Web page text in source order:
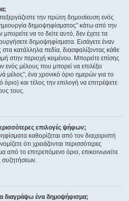
την πρώτη δημοσίευση ενός
δημοψηφίσματος” κάτω από την
να το δείτε αυτό, δεν έχετε τα
δημοψηφίσματα. Εισάγετε έναν
στα κατάλληλα πεδία, διασφαλίζοντας κάθε
στην περιοχή κειμένου. Μπορείτε επίσης
ενός μέλους που μπορεί να επιλέξει
μέλος”, ένα χρονικό όριο ημερών για το
και τέλος την επιλογή να επιτρέψετε
τους.
επιλογές ψήφων;
καθορίζεται από τον διαχειριστή
ότι χρειάζονται περισσότερες
από το επιτρεπόμενο όριο, επικοινωνείτε
συζητήσεων.
διαγράψω ένα δημοψήφισμα;